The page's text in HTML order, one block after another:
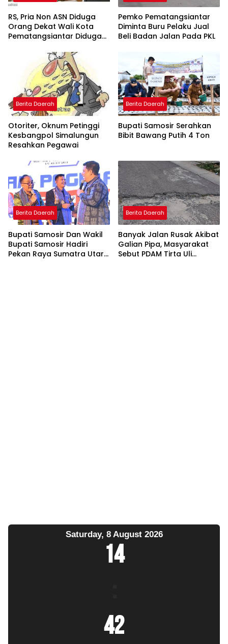
RS, Pria Non ASN Diduga
Orang Dekat Wali Kota
Pematangsiantar Diduga
Kontraktor
Pemko Pematangsiantar
Diminta Buru Pelaku Jual
Beli Badan Jalan Pada PKL
Berita Daerah
Otoriter, Oknum Petinggi
Kesbangpol Simalungun
Resahkan Pegawai
Berita Daerah
Bupati Samosir Serahkan
Bibit Bawang Putih 4 Ton
Berita Daerah
Bupati Samosir Dan Wakil
Bupati Samosir Hadiri
Pekan Raya Sumatra Utara
Berita Daerah
Banyak Jalan Rusak Akibat
Galian Pipa, Masyarakat
Sebut PDAM Tirta Uli
Saturday, 8 August 2026
14
42